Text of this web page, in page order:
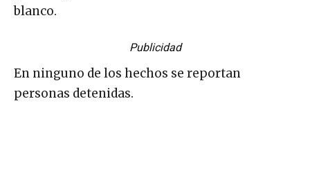
blanco.
Publicidad
En ninguno de los hechos se reportan
personas detenidas.